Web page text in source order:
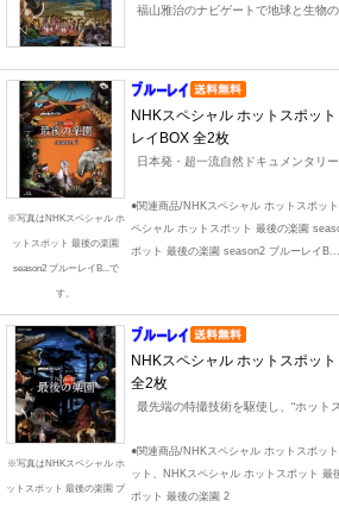
福山雅治のナビゲートで地球と生物の
※写真はNHKスペシャル ホ
ットスポット 最後の楽園
season2 ブルーレイB...で
す。
NHKスペシャル ホットスポッ
レイBOX 全2枚
日本発・超一流自然ドキュメンタリー
●関連商品/NHKスペシャル ホットスポッ
ペシャル ホットスポット 最後の楽園
ポット 最後の楽園 season2 ブルーレイB...
※写真はNHKスペシャル ホ
ットスポット 最後の楽園 ブ
NHKスペシャル ホットスポッ
全2枚
最先端の特撮技術を駆使し、“ホット
●関連商品/NHKスペシャル ホットスポッ
ット、NHKスペシャル ホットスポット 最
ポット 最後の楽園 2